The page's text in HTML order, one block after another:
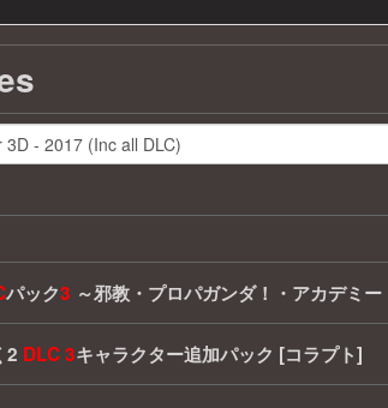
パック3 ～邪教・プロパガンダ！・アカデミ
2 DLC3キャラクター追加パック [コラプト]